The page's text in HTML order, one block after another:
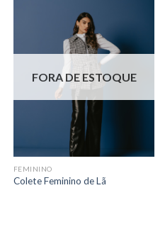
FORA DE ESTOQUE
FEMININO
Colete Feminino de Lã